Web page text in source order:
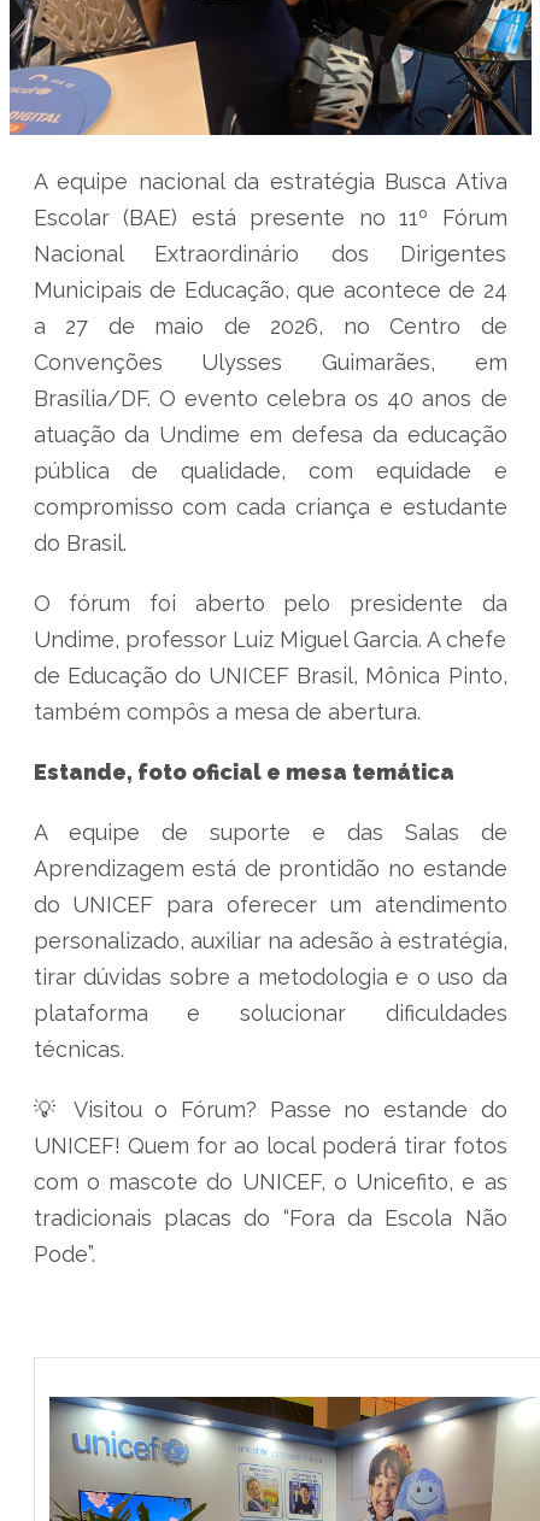
A equipe nacional da estratégia Busca Ativa
Escolar (BAE) está presente no 11º Fórum
Nacional Extraordinário dos Dirigentes
Municipais de Educação, que acontece de 24
a 27 de maio de 2026, no Centro de
Convenções Ulysses Guimarães, em
Brasília/DF. O evento celebra os 40 anos de
atuação da Undime em defesa da educação
pública de qualidade, com equidade e
compromisso com cada criança e estudante
do Brasil.
O fórum foi aberto pelo presidente da
Undime, professor Luiz Miguel Garcia. A chefe
de Educação do UNICEF Brasil, Mônica Pinto,
também compôs a mesa de abertura.
Estande, foto oficial e mesa temática
A equipe de suporte e das Salas de
Aprendizagem está de prontidão no estande
do UNICEF para oferecer um atendimento
personalizado, auxiliar na adesão à estratégia,
tirar dúvidas sobre a metodologia e o uso da
plataforma e solucionar dificuldades
técnicas.
💡 Visitou o Fórum? Passe no estande do
UNICEF! Quem for ao local poderá tirar fotos
com o mascote do UNICEF, o Unicefito, e as
tradicionais placas do “Fora da Escola Não
Pode”.